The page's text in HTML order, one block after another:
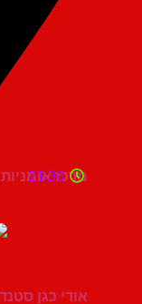
מרכז אומניות
21:30
אודי כגן סטנדאפ